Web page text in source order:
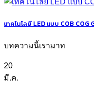
เทคโนโลยี LED แบบ COB COG
บทความนี้เรามาท
20
มี.ค.